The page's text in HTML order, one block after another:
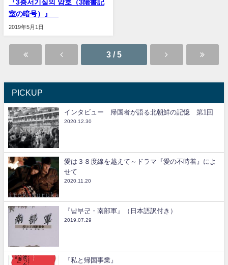
『3층서기실의 암호（3階書記
室の暗号）』
2019年5月1日
3 / 5
PICKUP
インタビュー 帰国者が語る北朝鮮の記憶 第1回
2020.12.30
愛は３８度線を越えて～ドラマ『愛の不時着』によ
せて
2020.11.20
『남부군・南部軍』（日本語訳付き）
2019.07.29
『私と帰国事業』